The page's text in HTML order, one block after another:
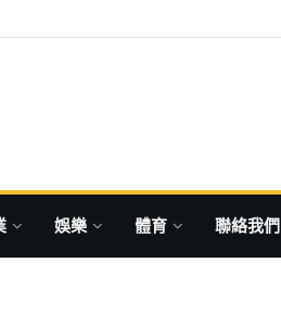
娛樂 體育 聯絡我們